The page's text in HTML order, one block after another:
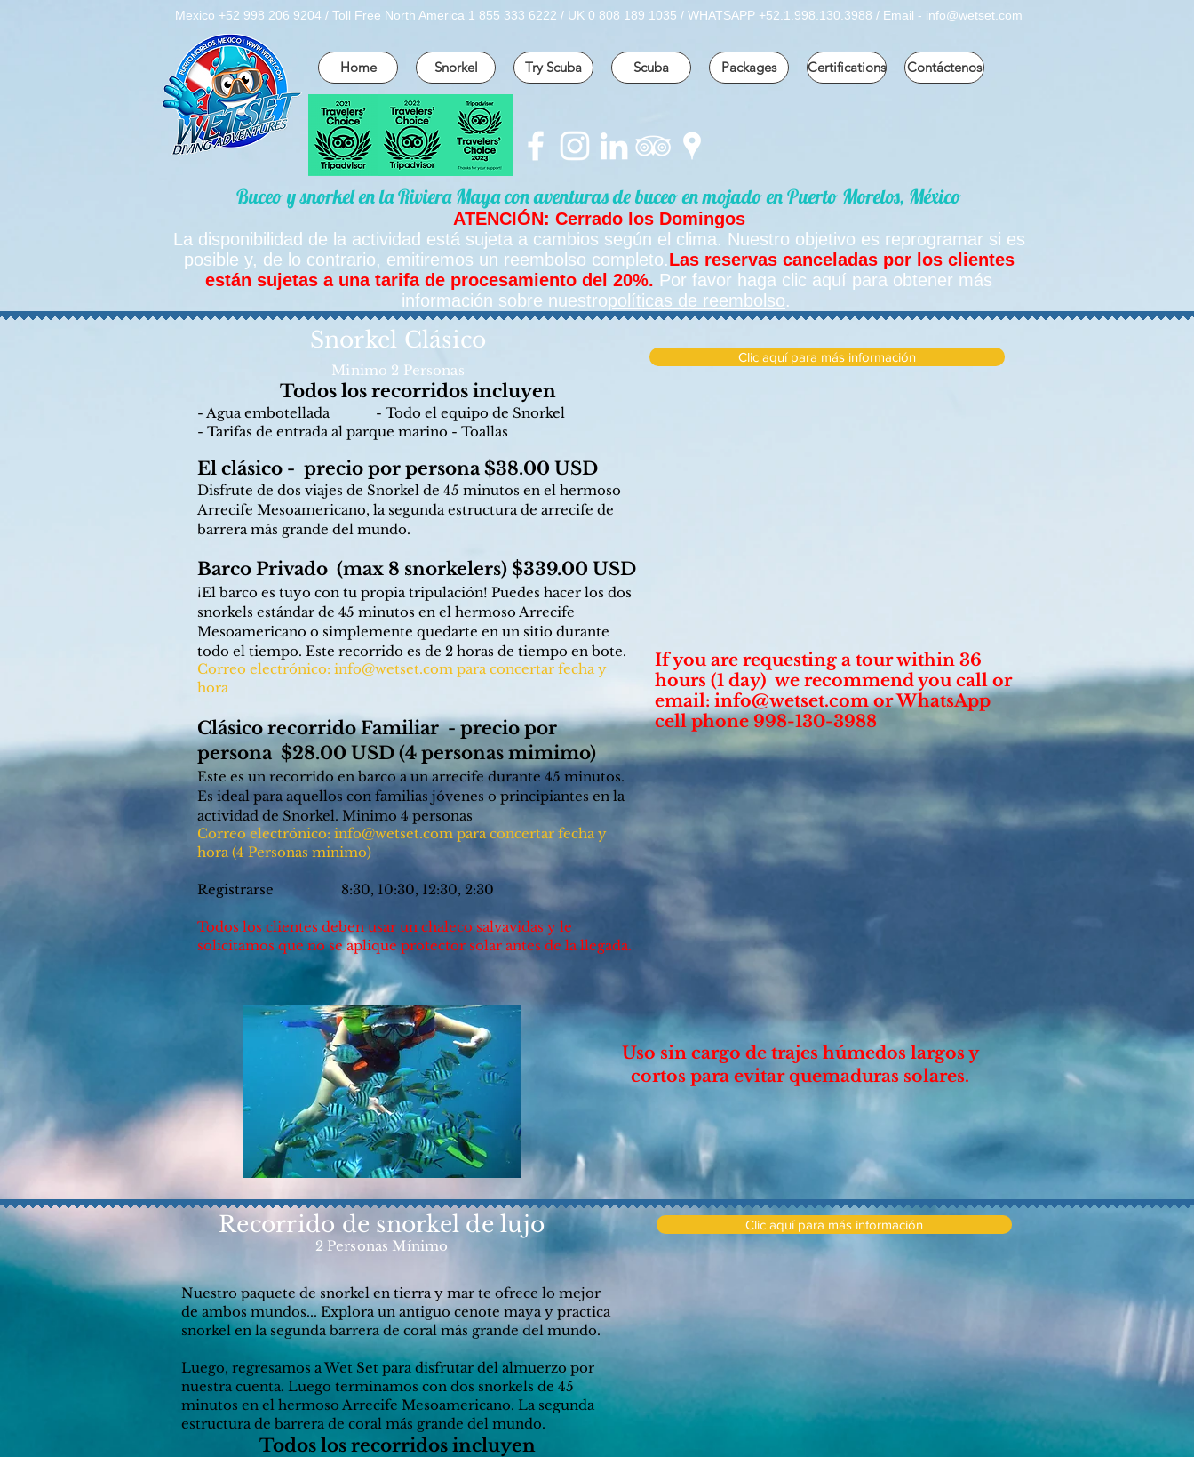
Mexico +52 998 206 9204 / Toll Free North America 1 855 333 6222 / UK 0 808 189 1035 / WHATSAPP +52.1.998.130.3988 / Email - info@wetset.com
Home Snorkel Try Scuba Scuba Packages Certifications Contáctenos
Buceo y snorkel en la Riviera Maya con aventuras de buceo en mojado en Puerto Morelos, México
ATENCIÓN: Cerrado los Domingos
La disponibilidad de la actividad está sujeta a cambios según el clima. Nuestro objetivo es reprogramar si es
posible y, de lo contrario, emitiremos un reembolso completo.Las reservas canceladas por los clientes
están sujetas a una tarifa de procesamiento del 20%. Por favor haga clic aquí para obtener más
información sobre nuestropolíticas de reembolso.
Snorkel Clásico
Minimo 2 Personas
Todos los recorridos incluyen
- Agua embotellada - Todo el equipo de Snorkel
- Tarifas de entrada al parque marino - Toallas
El clásico - precio por persona $38.00 USD
Disfrute de dos viajes de Snorkel de 45 minutos en el hermoso
Arrecife Mesoamericano, la segunda estructura de arrecife de
barrera más grande del mundo.
Barco Privado (max 8 snorkelers) $339.00 USD
¡El barco es tuyo con tu propia tripulación! Puedes hacer los dos
snorkels estándar de 45 minutos en el hermoso Arrecife
Mesoamericano o simplemente quedarte en un sitio durante
todo el tiempo. Este recorrido es de 2 horas de tiempo en bote.
Correo electrónico: info@wetset.com para concertar fecha y
hora
Clásico recorrido Familiar - precio por
persona $28.00 USD (4 personas mimimo)
Este es un recorrido en barco a un arrecife durante 45 minutos.
Es ideal para aquellos con familias jóvenes o principiantes en la
actividad de Snorkel. Minimo 4 personas
Correo electrónico: info@wetset.com para concertar fecha y
hora (4 Personas minimo)
Registrarse 8:30, 10:30, 12:30, 2:30
Todos los clientes deben usar un chaleco salvavidas y le
solicitamos que no se aplique protector solar antes de la llegada.
Clic aquí para más información
If you are requesting a tour within 36
hours (1 day) we recommend you call or
email: info@wetset.comor WhatsApp
cell phone 998-130-3988
Uso sin cargo de trajes húmedos largos y
cortos para evitar quemaduras solares.
Recorrido de snorkel de lujo
2 Personas Mínimo
Nuestro paquete de snorkel en tierra y mar te ofrece lo mejor
de ambos mundos... Explora un antiguo cenote maya y practica
snorkel en la segunda barrera de coral más grande del mundo. ​
Luego, regresamos a Wet Set para disfrutar del almuerzo por
nuestra cuenta. Luego terminamos con dos snorkels de 45
minutos en el hermoso Arrecife Mesoamericano. La segunda
estructura de barrera de coral más grande del mundo.
Todos los recorridos incluyen
Clic aquí para más información